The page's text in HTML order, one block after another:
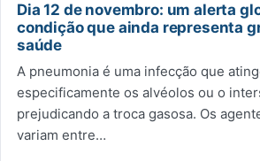
Dia 12 de novembro: um alerta
condição que ainda representa
saúde
A pneumonia é uma infecção que
especificamente os alvéolos ou o
prejudicando a troca gasosa. Os
variam entre…